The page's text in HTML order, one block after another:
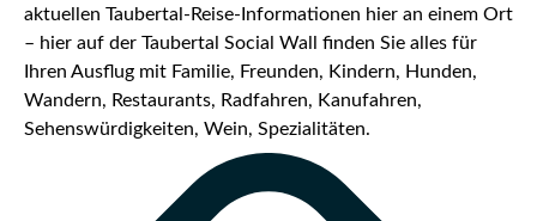
aktuellen Taubertal-Reise-Informationen hier an einem Ort
– hier auf der Taubertal Social Wall finden Sie alles für
Ihren Ausflug mit Familie, Freunden, Kindern, Hunden,
Wandern, Restaurants, Radfahren, Kanufahren,
Sehenswürdigkeiten, Wein, Spezialitäten.